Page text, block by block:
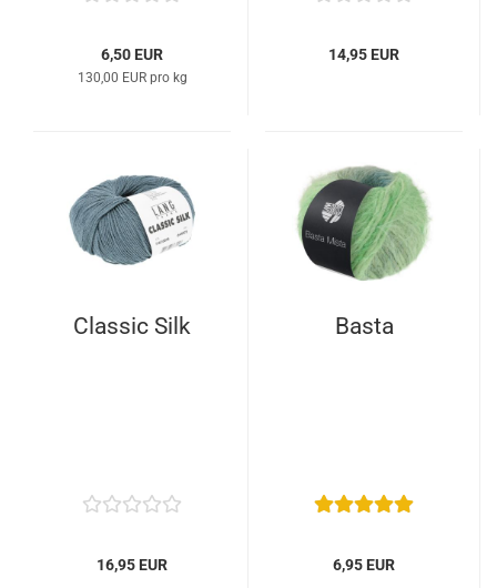
6,50 EUR
130,00 EUR pro kg
14,95 EUR
Classic Silk
16,95 EUR
Basta
6,95 EUR